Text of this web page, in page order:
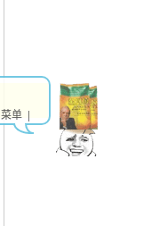
单 |